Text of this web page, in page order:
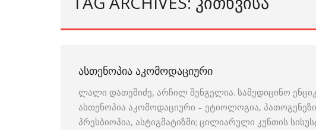
ᲐᲡᲗᲔᲜᲝᲞᲘᲐ ᲐᲙᲝᲛᲝᲓᲐᲪᲘᲣᲠᲘ
ლალი დათეშიძე, არჩილ შენგელია. სამედიცინო
ასთენოპია აკომოდაციური – ეტიოლოგია,
პრესბიოპია, ასტიგმატიზმი; ცილიარული კუნთის